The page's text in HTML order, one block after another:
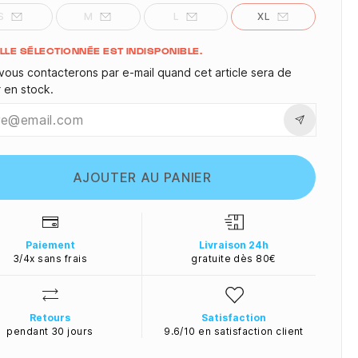
M L XL
SÉLECTIONNÉE EST INDISPONIBLE.
contacterons par e-mail quand cet article sera de
en stock.
AJOUTER AU PANIER
Paiement
3/4x sans frais
Livraison 24h
gratuite dès 80€
Retours
pendant 30 jours
Satisfaction
9.6/10 en satisfaction client